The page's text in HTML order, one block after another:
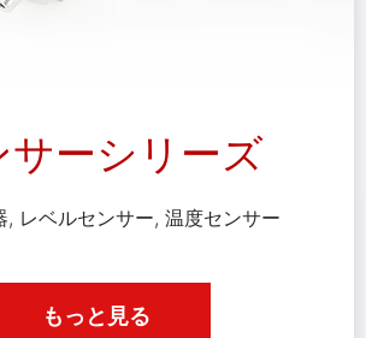
サーシリーズ
, レベルセンサー, 温度センサー
もっと見る